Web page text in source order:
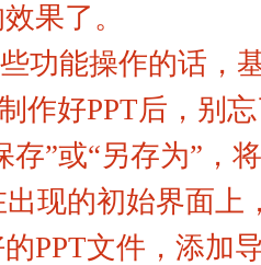
果了。
功能操作的话，
作好PPT后，别
存”或“另存为”，
现的初始界面上
PPT文件，添加